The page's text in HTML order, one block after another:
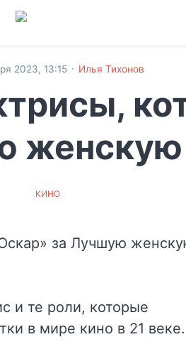
2023, 13:15 · Илья Тихонов
женскую
КИНО
и те роли, которые
в мире кино в 21